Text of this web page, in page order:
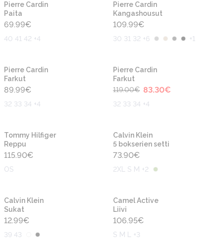
Pierre Cardin
Paita
69.99€
40 41 42 +4
Pierre Cardin
Kangashousut
109.99€
30 31 32 +6 +1
Pierre Cardin
Farkut
89.99€
32 33 34 +4
-30%
Pierre Cardin
Farkut
119.00€ 83.30€
32 33 34 +4
Tommy Hilfiger
Reppu
115.90€
OS
Calvin Klein
5 bokserien setti
73.90€
2XL S M +2
Calvin Klein
Sukat
12.99€
39 43
Camel Active
Liivi
106.95€
S M L +3